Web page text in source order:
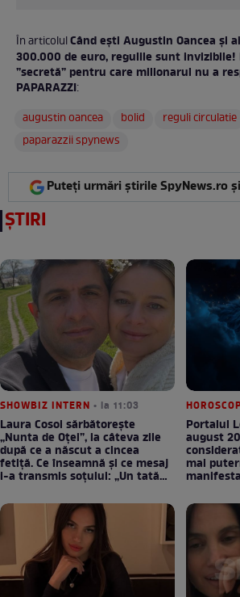
În articolulCând ești Augustin Oancea și
300.000 de euro, regulile sunt invizibile!
”secretă” pentru care milionarul nu a
PAPARAZZI:
augustin oancea
bolid
reguli circulatie
paparazzii spynews
Puteți urmări știrile SpyNews.ro
ȘTIRI
SHOWBIZ INTERN • la 11:03
Laura Cosoi sărbătorește
„Nunta de Oțel”, la câteva zile
după ce a născut a cincea
fetiță. Ce înseamnă și ce mesaj
i-a transmis soțului: „Un tată
HOROSCOP
Portalul
august
mai